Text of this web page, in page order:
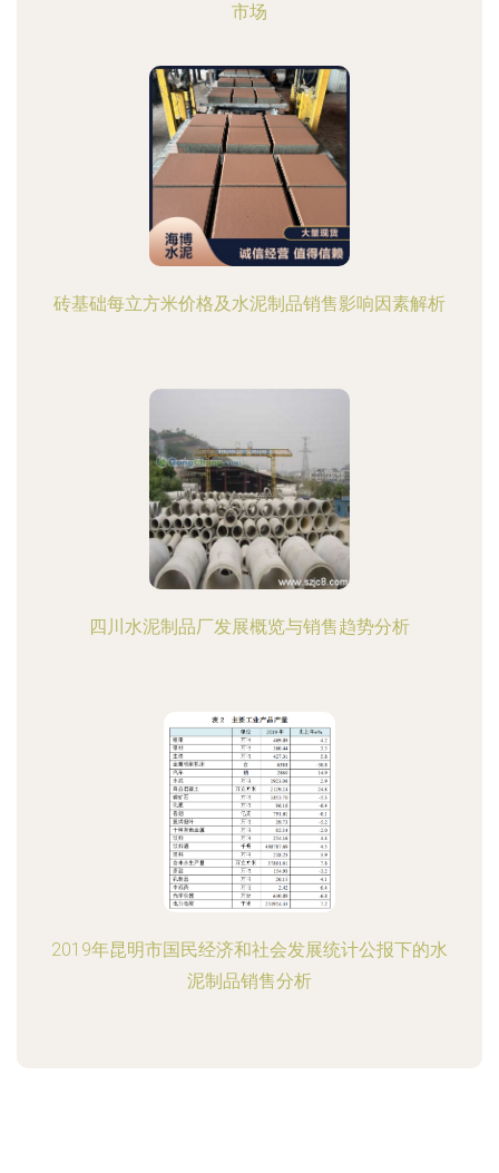
市场
砖基础每立方米价格及水泥制品销售影响因素解析
四川水泥制品厂发展概览与销售趋势分析
2019年昆明市国民经济和社会发展统计公报下的水
泥制品销售分析